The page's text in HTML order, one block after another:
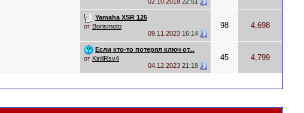
Yamaha XSR 125
от Borismoto
09.11.2023 16:14
98 4,698
Если кто-то потерял ключ от...
от KirillRsv4
04.12.2023 21:19
45 4,799